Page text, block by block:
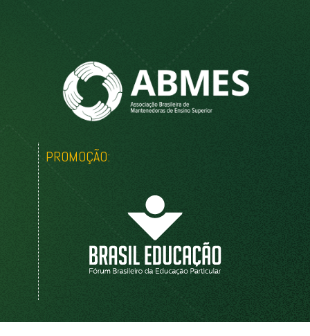
PROMOÇÃO: